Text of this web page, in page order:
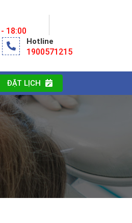
18:00
Hotline
1900571215
ĐẶT LỊCH